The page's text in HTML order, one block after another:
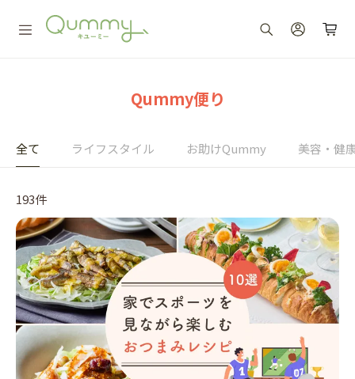
Qummy便り
全て ライフスタイル お助けQummy 美容・健
193件